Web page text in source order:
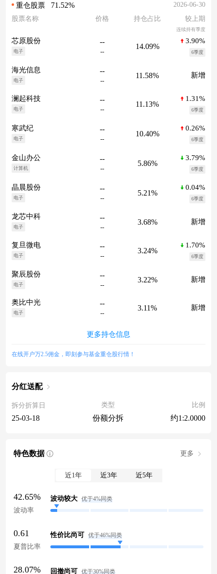
重仓股票 71.52%
2026-06-30
股票名称
价格 持仓占比 较上期
连续持有季度
芯原股份
电子
--
--
14.09%
3.90%
6季度
海光信息
电子
--
--
11.58% 新增
澜起科技
电子
--
--
11.13%
1.31%
6季度
寒武纪
电子
--
--
10.40%
0.26%
6季度
金山办公
计算机
--
--
5.86%
3.79%
6季度
晶晨股份
电子
--
--
5.21%
0.04%
6季度
龙芯中科
电子
--
--
3.68% 新增
复旦微电
电子
--
--
3.24%
1.70%
6季度
聚辰股份
电子
--
--
3.22% 新增
奥比中光
电子
--
--
3.11% 新增
更多持仓信息
在线开户万2.5佣金，即刻参与基金重仓股行情！
分红送配
拆分折算日
25-03-18
类型
份额分拆
比例
约1:2.0000
特色数据 更多
近1年 近3年 近5年
42.65%
波动率
波动较大 优于4%同类
0.61
夏普比率
性价比尚可 优于46%同类
28.07% 回撤尚可 优于30%同类